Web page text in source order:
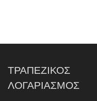
ΤΡΑΠΕΖΙΚΟΣ
ΛΟΓΑΡΙΑΣΜΟΣ